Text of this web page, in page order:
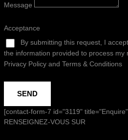
Message
Acceptance
By submitting this request, I
the information provided to process my
Privacy Policy and Terms & Conditions
SEND
[contact-form-7 id="3119"
RENSEIGNEZ-VOUS SUR